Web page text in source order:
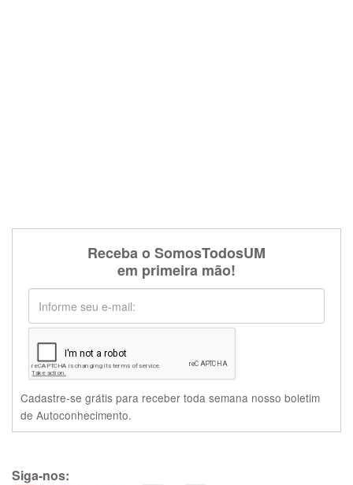
Receba o SomosTodosUM
em primeira mão!
Cadastre-se grátis para receber toda semana nosso boletim
de Autoconhecimento.
Siga-nos: